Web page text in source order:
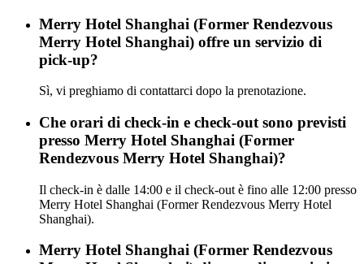
Merry Hotel Shanghai (Former Rendezvous
Merry Hotel Shanghai) offre un servizio di
pick-up?
Sì, vi preghiamo di contattarci dopo la prenotazione.
Che orari di check-in e check-out sono previsti
presso Merry Hotel Shanghai (Former
Rendezvous Merry Hotel Shanghai)?
Il check-in è dalle 14:00 e il check-out è fino alle 12:00 presso
Merry Hotel Shanghai (Former Rendezvous Merry Hotel
Shanghai).
Merry Hotel Shanghai (Former Rendezvous